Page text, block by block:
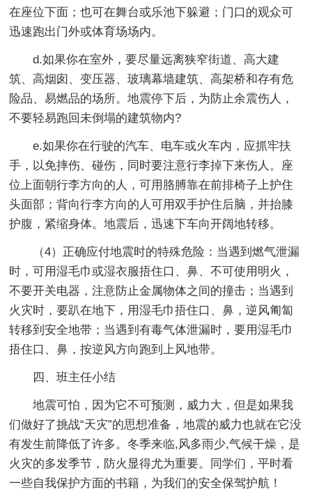
在座位下面；也可在舞台或乐池下躲避；门口的观众可
迅速跑出门外或体育场场内。
d.如果你在室外，要尽量远离狭窄街道、高大建
筑、高烟囱、变压器、玻璃幕墙建筑、高架桥和存有危
险品、易燃品的场所。地震停下后，为防止余震伤人，
不要轻易跑回未倒塌的建筑物内?
e.如果你在行驶的汽车、电车或火车内，应抓牢扶
手，以免摔伤、碰伤，同时要注意行李掉下来伤人。座
位上面朝行李方向的人，可用胳膊靠在前排椅子上护住
头面部；背向行李方向的人可用双手护住后脑，并抬膝
护腹，紧缩身体。地震后，迅速下车向开阔地转移。
（4）正确应付地震时的特殊危险：当遇到燃气泄漏
时，可用湿毛巾或湿衣服捂住口、鼻、不可使用明火，
不要开关电器，注意防止金属物体之间的撞击；当遇到
火灾时，要趴在地下，用湿毛巾捂住口、鼻，逆风匍匐
转移到安全地带；当遇到有毒气体泄漏时，要用湿毛巾
捂住口、鼻，按逆风方向跑到上风地带。
四、班主任小结
地震可怕，因为它不可预测，威力大，但是如果我
们做好了挑战“天灾”的思想准备，地震的威力也就在它没
有发生前降低了许多。冬季来临,风多雨少,气候干燥，是
火灾的多发季节，防火显得尤为重要。同学们，平时看
一些自我保护方面的书籍，为我们的安全保驾护航！